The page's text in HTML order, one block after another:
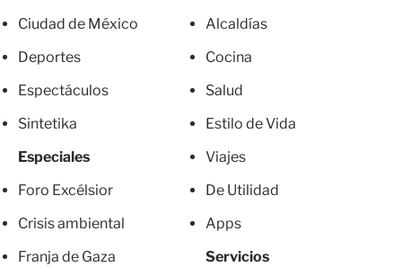
Ciudad de México
Deportes
Espectáculos
Sintetika
Especiales
Foro Excélsior
Crisis ambiental
Franja de Gaza
Alcaldías
Cocina
Salud
Estilo de Vida
Viajes
De Utilidad
Apps
Servicios